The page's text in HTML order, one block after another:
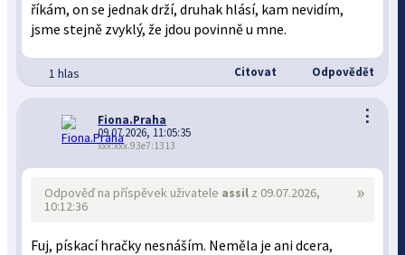
říkám, on se jednak drží, druhak hlásí, kam nevidím,
jsme stejně zvyklý, že jdou povinně u mne.
1 hlas Citovat Odpovědět
⋮
Fiona.Praha
09.07.2026, 11:05:35
xxx:xxx.93e7:1313
»
Odpověď na příspěvek uživatele assil z 09.07.2026,
10:12:36
Fuj, pískací hračky nesnáším. Neměla je ani dcera,